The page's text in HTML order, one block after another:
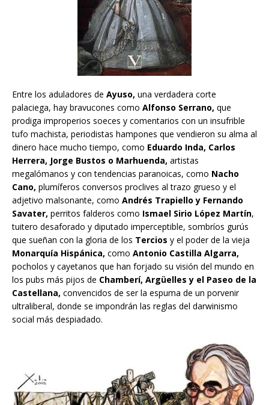
Entre los aduladores de Ayuso, una verdadera corte
palaciega, hay bravucones como Alfonso Serrano, que
prodiga improperios soeces y comentarios con un insufrible
tufo machista, periodistas hampones que vendieron su alma al
dinero hace mucho tiempo, como Eduardo Inda, Carlos
Herrera, Jorge Bustos o Marhuenda, artistas
megalómanos y con tendencias paranoicas, como Nacho
Cano, plumíferos conversos proclives al trazo grueso y el
adjetivo malsonante, como Andrés Trapiello y Fernando
Savater, perritos falderos como Ismael Sirio López Martín,
tuitero desaforado y diputado imperceptible, sombríos gurús
que sueñan con la gloria de los Tercios y el poder de la vieja
Monarquía Hispánica, como Antonio Castilla Algarra,
pocholos y cayetanos que han forjado su visión del mundo en
los pubs más pijos de Chamberí, Argüelles y el Paseo de la
Castellana, convencidos de ser la espuma de un porvenir
ultraliberal, donde se impondrán las reglas del darwinismo
social más despiadado.